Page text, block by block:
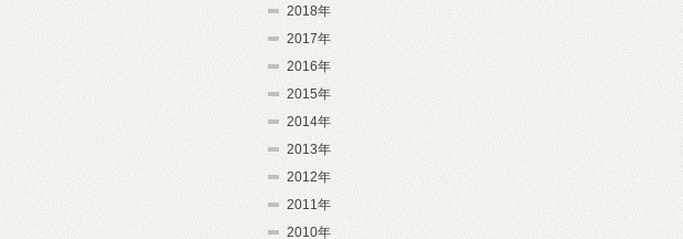
2018年
2017年
2016年
2015年
2014年
2013年
2012年
2011年
2010年